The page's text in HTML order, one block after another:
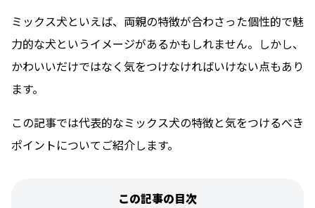
ミックス犬といえば、両親の特徴が合わさった個性的で魅
力的な犬というイメージがあるかもしれません。しかし、
かわいいだけではなく気をつけなければいけない点もあり
ます。
この記事では代表的なミックス犬の特徴と気をつけるべき
ポイントについてご紹介します。
この記事の目次